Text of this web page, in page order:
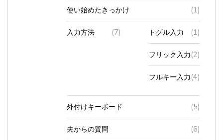
使い始めたきっかけ (1)
入力方法 (7) トグル入力 (1)
フリック入力 (2)
フルキー入力 (4)
外付けキーボード (5)
夫からの質問 (6)